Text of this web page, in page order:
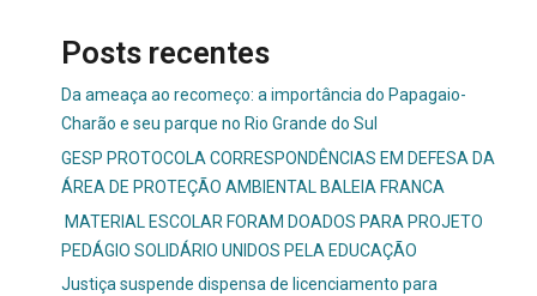
Posts recentes
Da ameaça ao recomeço: a importância do Papagaio-
Charão e seu parque no Rio Grande do Sul
GESP PROTOCOLA CORRESPONDÊNCIAS EM DEFESA DA
ÁREA DE PROTEÇÃO AMBIENTAL BALEIA FRANCA
MATERIAL ESCOLAR FORAM DOADOS PARA PROJETO
PEDÁGIO SOLIDÁRIO UNIDOS PELA EDUCAÇÃO
Justiça suspende dispensa de licenciamento para